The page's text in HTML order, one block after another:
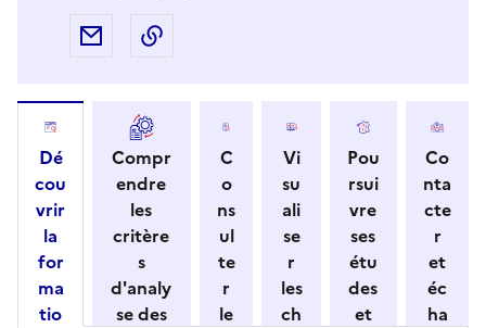
Partager par e-mail
Dé
cou
vrir
la
for
ma
tio
Compr
endre
les
critère
s
d'analy
se des
C
o
ns
ul
te
r
le
Vi
su
ali
se
r
les
ch
Pou
rsui
vre
ses
étu
des
et
Co
nta
cte
r
et
éc
ha